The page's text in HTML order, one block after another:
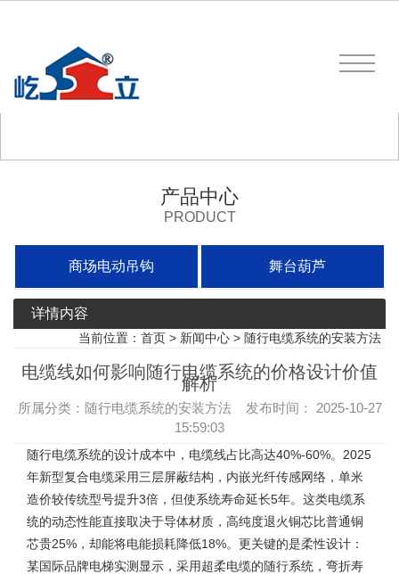
产品中心
PRODUCT
商场电动吊钩 舞台葫芦
详情内容
当前位置： 首页 > 新闻中心 > 随行电缆系统的安装方法
电缆线如何影响随行电缆系统的价格设计价值
解析
所属分类：随行电缆系统的安装方法 发布时间： 2025-10-27
15:59:03
随行电缆系统的设计成本中，电缆线占比高达40%-60%。2025
年新型复合电缆采用三层屏蔽结构，内嵌光纤传感网络，单米
造价较传统型号提升3倍，但使系统寿命延长5年。这类电缆系
统的动态性能直接取决于导体材质，高纯度退火铜芯比普通铜
芯贵25%，却能将电能损耗降低18%。更关键的是柔性设计：
某国际品牌电梯实测显示，采用超柔电缆的随行系统，弯折寿